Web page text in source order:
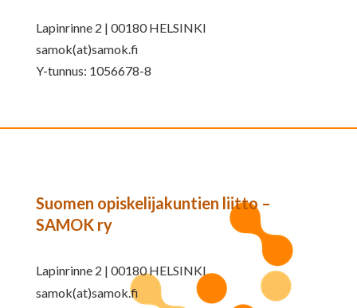
Lapinrinne 2 | 00180 HELSINKI
samok(at)samok.fi
Y-tunnus: 1056678-8
Suomen opiskelijakuntien liitto –
SAMOK ry
Lapinrinne 2 | 00180 HELSINKI
samok(at)samok.fi